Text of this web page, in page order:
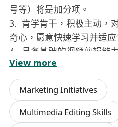
号等）将是加分项。
3. 肯学肯干，积极主动，
奇心，愿意快速学习并适应
4. 具备基础的视频剪辑能
Premiere、Final Cut等任
意愿。
5. 有网感，熟悉主流社交
营规则。
6. 符合以下条件者将脱颖
View more
Marketing Initiatives
Multimedia Editing Skills